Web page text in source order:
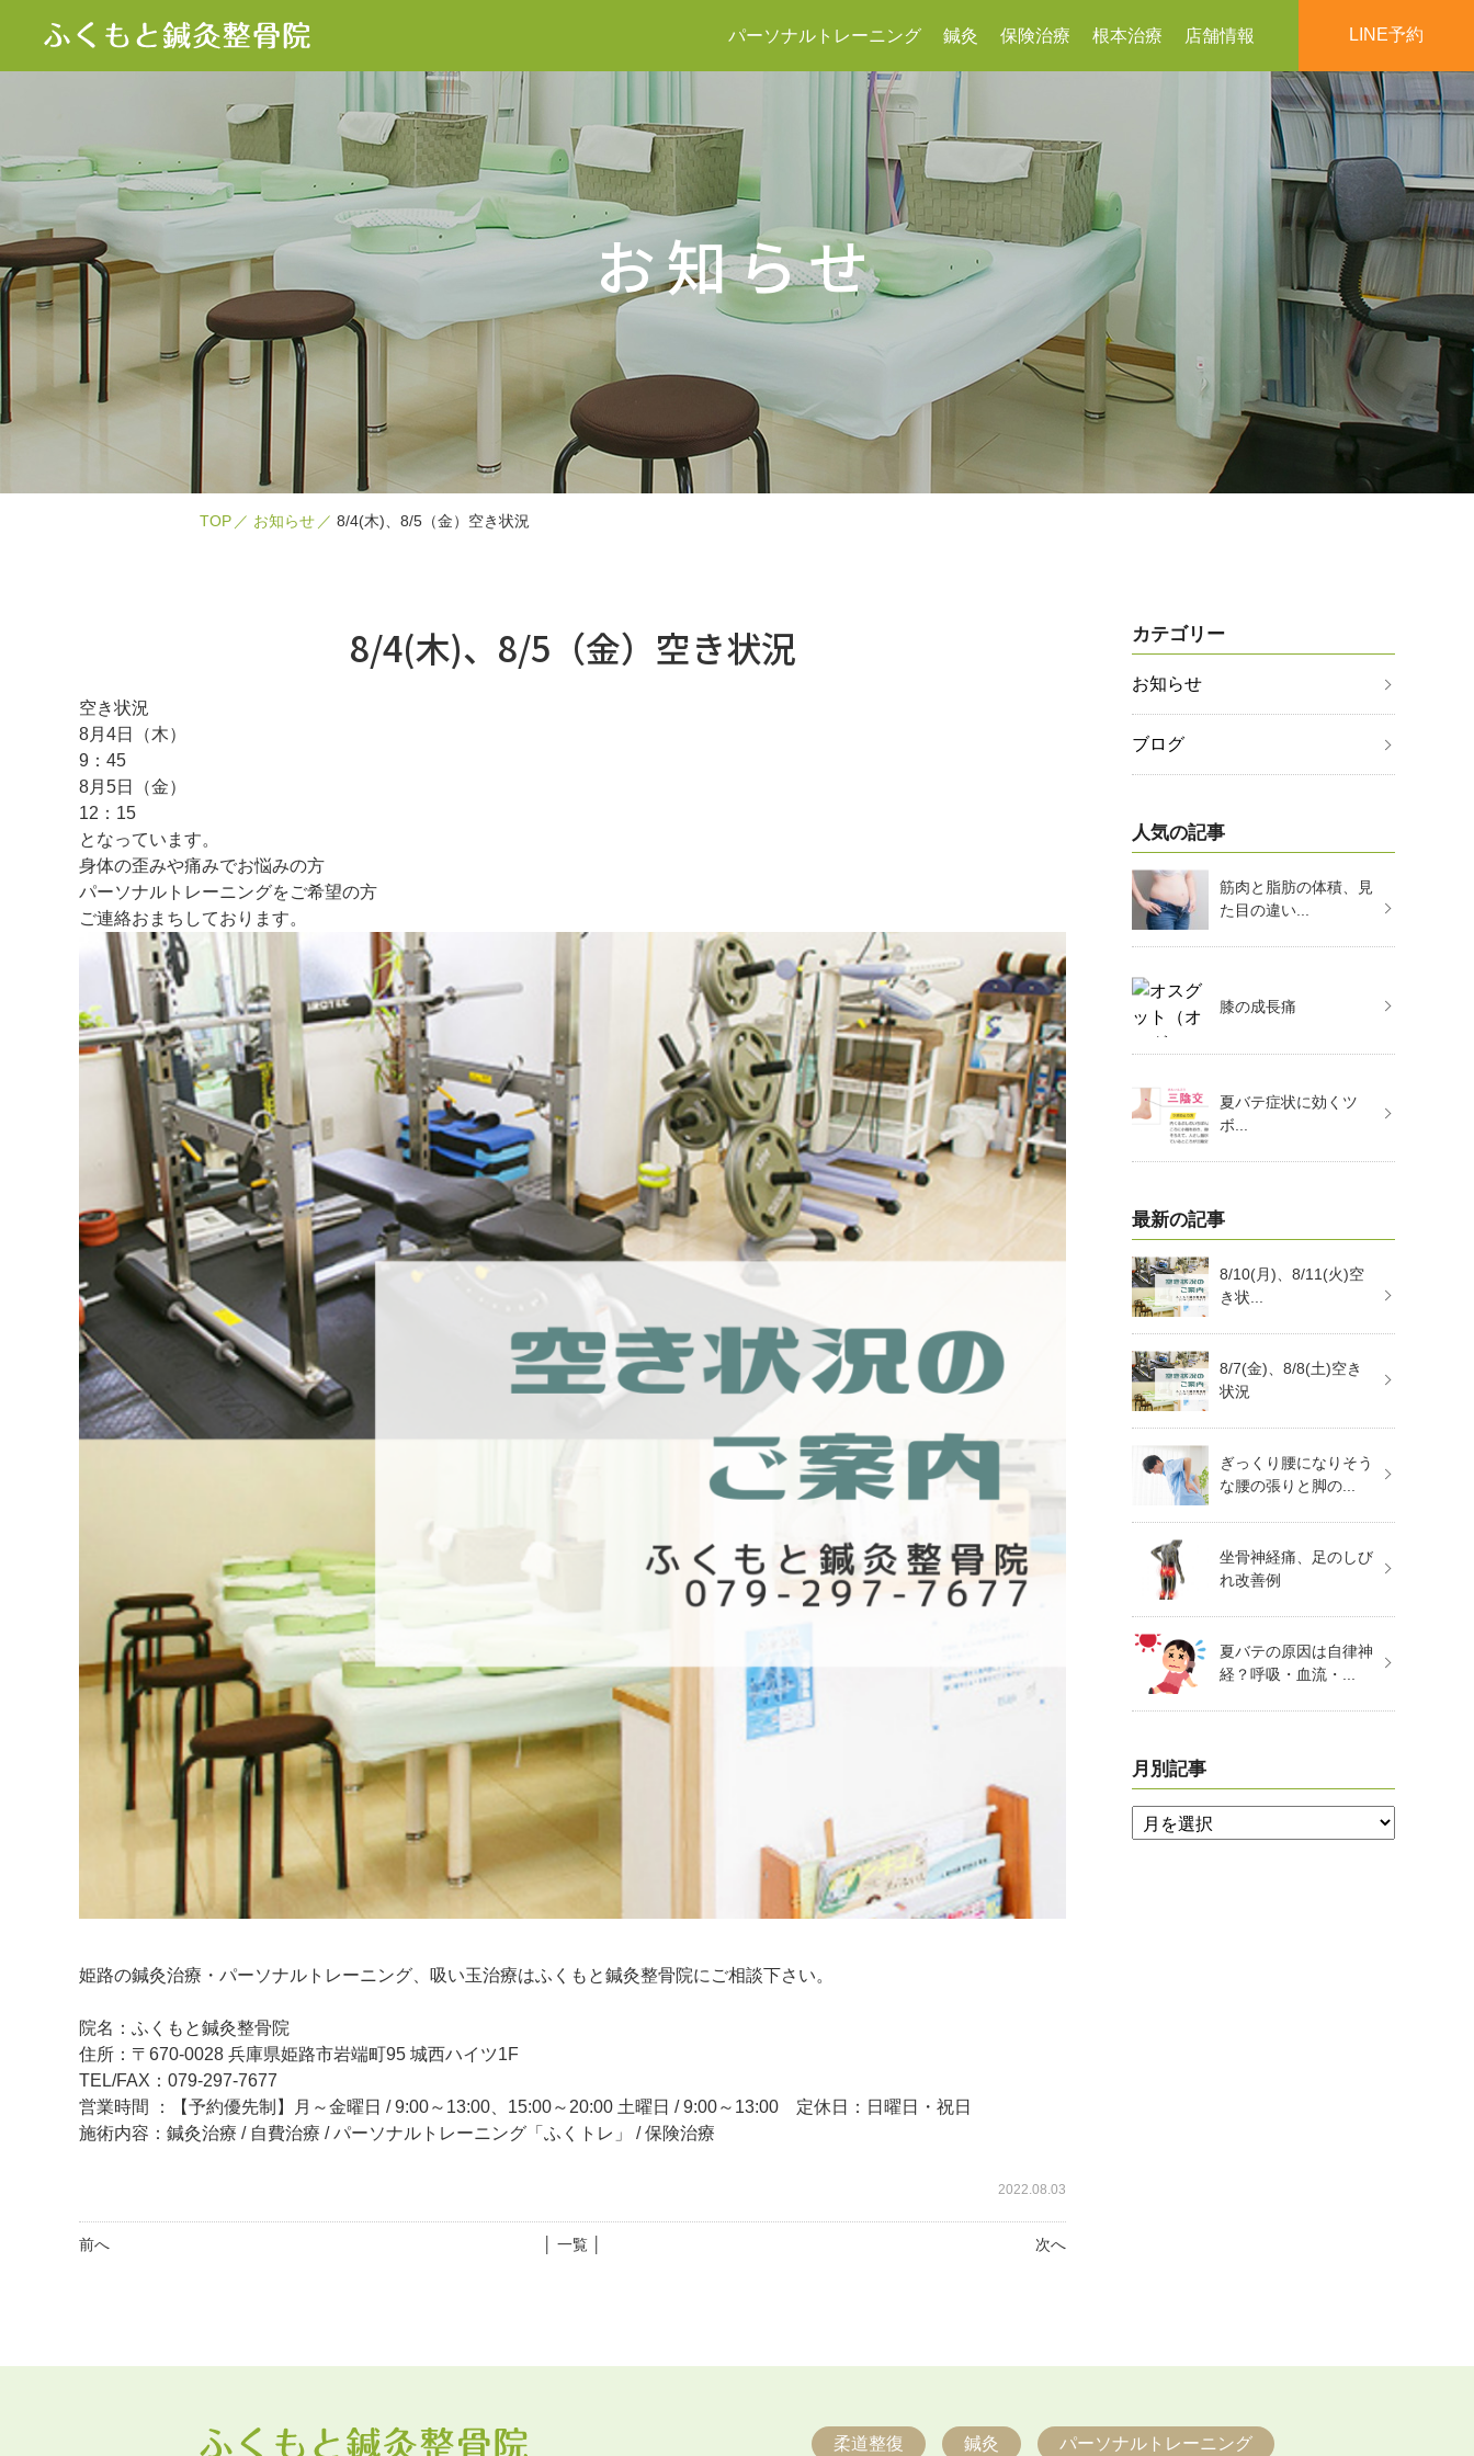
パーソナルトレーニング 鍼灸 保険治療 根本治療 店舗情報 LINE予約
お知らせ
TOP お知らせ 8/4(木)、8/5（金）空き状況
8/4(木)、8/5（金）空き状況
空き状況
8月4日（木）
9：45
8月5日（金）
12：15
となっています。
身体の歪みや痛みでお悩みの方
パーソナルトレーニングをご希望の方
ご連絡おまちしております。
姫路の鍼灸治療・パーソナルトレーニング、吸い玉治療はふくもと鍼灸整骨院にご相談下さい。
院名：ふくもと鍼灸整骨院
住所：〒670-0028 兵庫県姫路市岩端町95 城西ハイツ1F
TEL/FAX：079-297-7677
営業時間 ：【予約優先制】月～金曜日 / 9:00～13:00、15:00～20:00 土曜日 / 9:00～13:00 定休日：日曜日・祝日
施術内容：鍼灸治療 / 自費治療 / パーソナルトレーニング「ふくトレ」 / 保険治療
2022.08.03
前へ 次へ
│ 一覧 │
カテゴリー
お知らせ
ブログ
人気の記事
筋肉と脂肪の体積、見
た目の違い...
膝の成長痛
夏バテ症状に効くツ
ボ...
最新の記事
8/10(月)、8/11(火)空
き状...
8/7(金)、8/8(土)空き
状況
ぎっくり腰になりそう
な腰の張りと脚の...
坐骨神経痛、足のしび
れ改善例
夏バテの原因は自律神
経？呼吸・血流・...
月別記事
柔道整復 鍼灸 パーソナルトレーニング